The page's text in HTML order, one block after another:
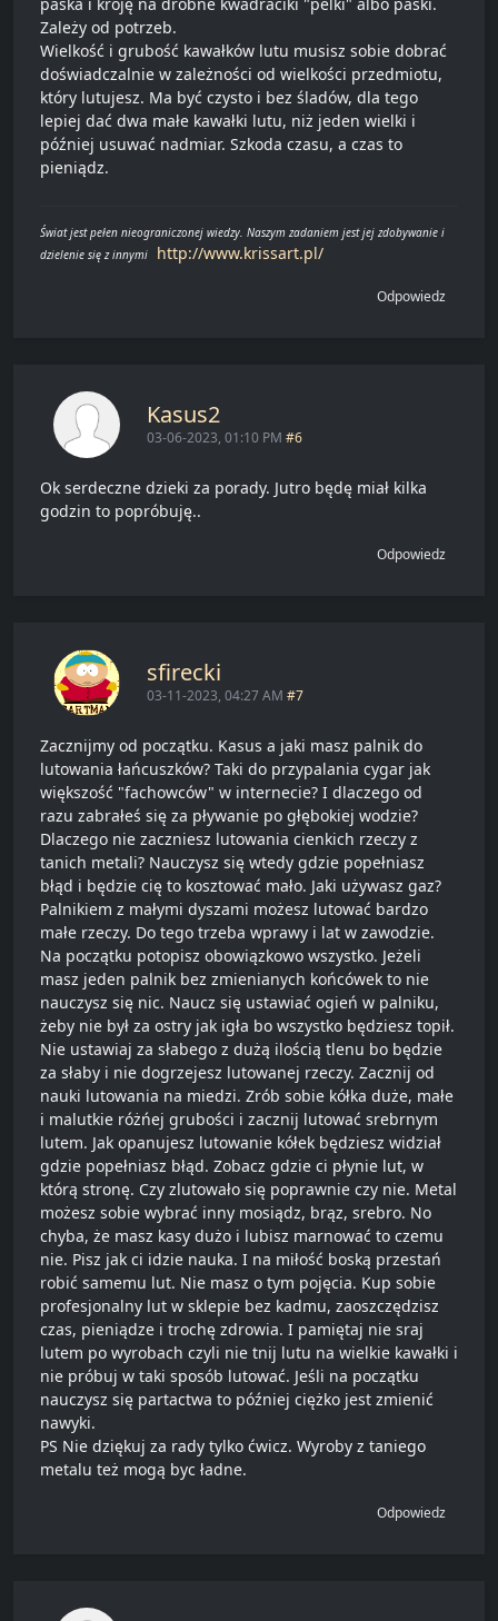
Zależy od potrzeb.
Wielkość i grubość kawałków lutu musisz sobie dobrać
doświadczalnie w zależności od wielkości przedmiotu,
który lutujesz. Ma być czysto i bez śladów, dla tego
lepiej dać dwa małe kawałki lutu, niż jeden wielki i
później usuwać nadmiar. Szkoda czasu, a czas to
pieniądz.
Świat jest pełen nieograniczonej wiedzy. Naszym zadaniem jest jej zdobywanie i
dzielenie się z innymi
http://www.krissart.pl/
Odpowiedz
Kasus2
03-06-2023, 01:10 PM #6
Ok serdeczne dzieki za porady. Jutro będę miał kilka
godzin to popróbuję..
Odpowiedz
sfirecki
03-11-2023, 04:27 AM #7
Zacznijmy od początku. Kasus a jaki masz palnik do
lutowania łańcuszków? Taki do przypalania cygar jak
większość "fachowców" w internecie? I dlaczego od
razu zabrałeś się za pływanie po głębokiej wodzie?
Dlaczego nie zaczniesz lutowania cienkich rzeczy z
tanich metali? Nauczysz się wtedy gdzie popełniasz
błąd i będzie cię to kosztować mało. Jaki używasz gaz?
Palnikiem z małymi dyszami możesz lutować bardzo
małe rzeczy. Do tego trzeba wprawy i lat w zawodzie.
Na początku potopisz obowiązkowo wszystko. Jeżeli
masz jeden palnik bez zmienianych końcówek to nie
nauczysz się nic. Naucz się ustawiać ogień w palniku,
żeby nie był za ostry jak igła bo wszystko będziesz topił.
Nie ustawiaj za słabego z dużą ilością tlenu bo będzie
za słaby i nie dogrzejesz lutowanej rzeczy. Zacznij od
nauki lutowania na miedzi. Zrób sobie kółka duże, małe
i malutkie różńej grubości i zacznij lutować srebrnym
lutem. Jak opanujesz lutowanie kółek będziesz widział
gdzie popełniasz błąd. Zobacz gdzie ci płynie lut, w
którą stronę. Czy zlutowało się poprawnie czy nie. Metal
możesz sobie wybrać inny mosiądz, brąz, srebro. No
chyba, że masz kasy dużo i lubisz marnować to czemu
nie. Pisz jak ci idzie nauka. I na miłość boską przestań
robić samemu lut. Nie masz o tym pojęcia. Kup sobie
profesjonalny lut w sklepie bez kadmu, zaoszczędzisz
czas, pieniądze i trochę zdrowia. I pamiętaj nie sraj
lutem po wyrobach czyli nie tnij lutu na wielkie kawałki i
nie próbuj w taki sposób lutować. Jeśli na początku
nauczysz się partactwa to później ciężko jest zmienić
nawyki.
PS Nie dziękuj za rady tylko ćwicz. Wyroby z taniego
metalu też mogą byc ładne.
Odpowiedz